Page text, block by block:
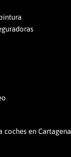
coches en Cartagena